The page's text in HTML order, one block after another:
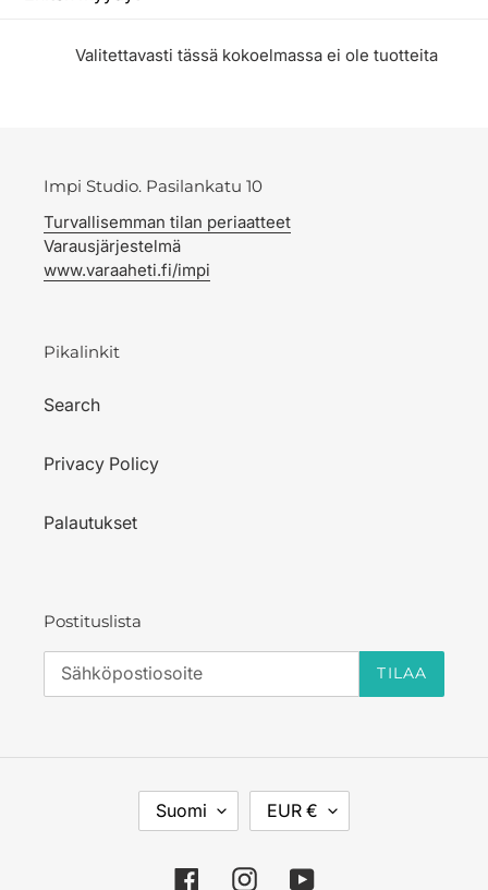
Valitettavasti tässä kokoelmassa ei ole tuotteita
Impi Studio. Pasilankatu 10
Turvallisemman tilan periaatteet
Varausjärjestelmä
www.varaaheti.fi/impi
Pikalinkit
Search
Privacy Policy
Palautukset
Postituslista
TILAA
Suomi
U
EUR €
FacebookInstagramYouTube